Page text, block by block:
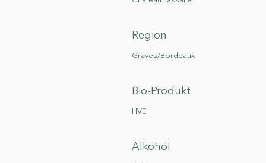
Region
Graves/Bordeaux
Bio-Produkt
HVE
Alkohol